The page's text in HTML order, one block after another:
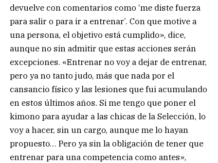
devuelve con comentarios como ‘me diste fuerza
para salir o para ir a entrenar’. Con que motive a
una persona, el objetivo está cumplido», dice,
aunque no sin admitir que estas acciones serán
excepciones. «Entrenar no voy a dejar de entrenar,
pero ya no tanto judo, más que nada por el
cansancio físico y las lesiones que fui acumulando
en estos últimos años. Si me tengo que poner el
kimono para ayudar a las chicas de la Selección, lo
voy a hacer, sin un cargo, aunque me lo hayan
propuesto… Pero ya sin la obligación de tener que
entrenar para una competencia como antes»,